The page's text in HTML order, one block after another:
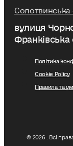
вулиця
Франківська
Політика
Cookie Policy
Правила та
© 2026 . Всі